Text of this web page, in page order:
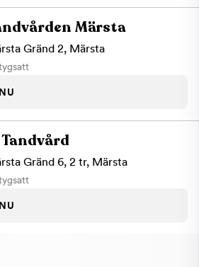
Märsta
Gränd 2, Märsta
Gränd 6, 2 tr, Märsta